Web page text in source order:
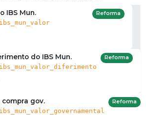
IBS Mun. Reforma
do IBS Mun. Reforma
compra gov. Reforma